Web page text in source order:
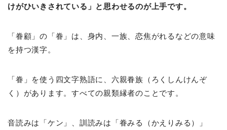
けがひいきされている」と思わせるのが上手です。
「眷顧」の「眷」は、身内、一族、恋焦がれるなどの意味
を持つ漢字。
「眷」を使う四文字熟語に、六親眷族（ろくしんけんぞ
く）があります。すべての親類縁者のことです。
音読みは「ケン」、訓読みは「眷みる（かえりみる）」